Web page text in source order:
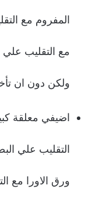
المفروم مع
مع التقليب علي
ولكن دون ان
اضيفي معلقة
التقليب علي
ورق الاورا مع